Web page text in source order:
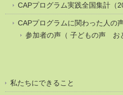
CAPプログラム実践全国集計（
CAPプログラムに関わった人の
参加者の声（ 子どもの声 お
私たちにできること